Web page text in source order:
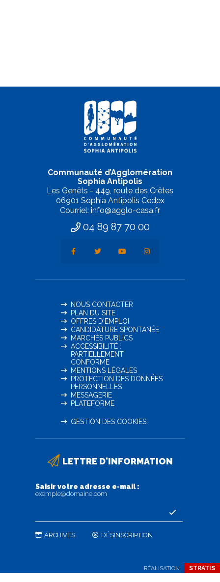
Communauté d’Agglomération
Sophia Antipolis
Les Genêts - 449, route des Crêtes
06901 Sophia Antipolis Cedex
Courriel: info@agglo-casa.fr
04 89 87 70 00
NOUS CONTACTER
PLAN DU SITE
OFFRES D'EMPLOI
CANDIDATURE SPONTANÉE
MARCHÉS PUBLICS
ACCESSIBILITÉ :
PARTIELLEMENT
CONFORME
MENTIONS LÉGALES
PROTECTION DES DONNÉES
PERSONNELLES
MESSAGERIE
PLATEFORME
GESTION DES COOKIES
LETTRE D'INFORMATION
Saisir votre adresse e-mail :
exemple@domaine.com
ARCHIVES DÉSINSCRIPTION
RÉALISATION STRATIS